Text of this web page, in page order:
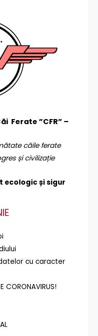
Ferate ”CFR” –
căile ferate
și civilizație
ecologic și sigur
cu caracter
CORONAVIRUS!